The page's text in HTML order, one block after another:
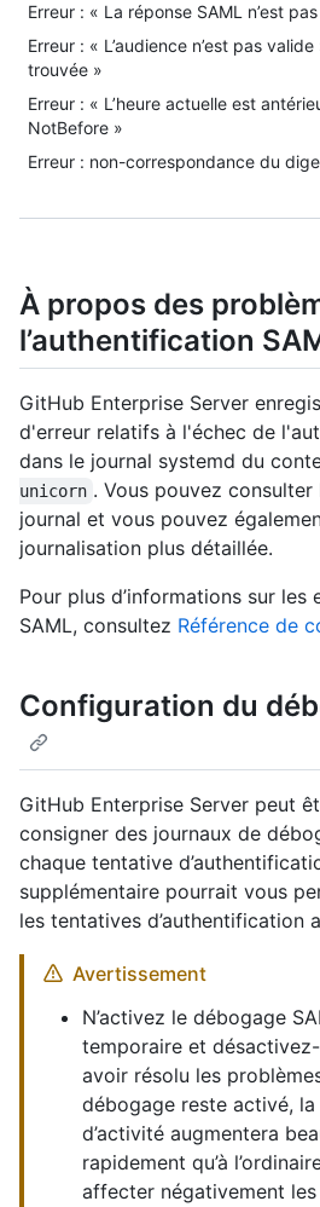
Erreur : « La réponse SAML n’est
Erreur : « L’audience n’est pas
trouvée »
Erreur : « L’heure actuelle est
NotBefore »
Erreur : non-correspondance du
À propos des
l’authentification
GitHub Enterprise Server
d'erreur relatifs à l'échec de
dans le journal systemd du
unicorn . Vous pouvez
journal et vous pouvez
journalisation plus détaillée.
Pour plus d’informations sur les
SAML, consultez Référence de
Configuration du
GitHub Enterprise Server peut
consigner des journaux de
chaque tentative
supplémentaire pourrait vous
les tentatives d’authentification
Avertissement
N’activez le débogage
temporaire et
avoir résolu les
débogage reste activé,
d’activité augmentera
rapidement qu’à
affecter négativement